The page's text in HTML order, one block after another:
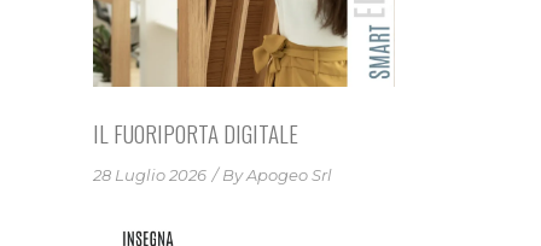
IL FUORIPORTA DIGITALE
28 Luglio 2026 ByApogeo Srl